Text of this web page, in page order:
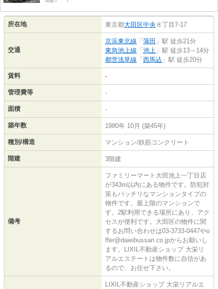
所在地 東京都大田区中央 ８丁目7-17
交通
京浜東北線 「 蒲田 」駅 徒歩21分
東急池上線 「 池上 」駅 徒歩13～14分
都営浅草線 「 西馬込 」駅 徒歩20分
賃料 -
管理費等 -
面積 -
築年数 1980年 10月 (築45年)
種別/構造 マンション/鉄筋コンクリート
階建 3階建
備考
ファミリーマート大田池上一丁目店
が343m以内にある物件です。防犯対
策もバッチリなマンションタイプの
物件です。最上階のマンションで
す。2駅利用できる場所にあり、アク
セスが便利です。大田区の物件に関
するお問い合わせは03-3733-0447やo
ffer@daieibussan.co.jpからお願いし
ます。LIXIL不動産ショップ 大栄リ
アルエステートは物件数に自信があ
るので、お任せ下さい。
LIXIL不動産ショップ 大栄リアルエ